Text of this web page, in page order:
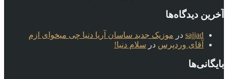
آخرین دیدگاه‌ها
sajjad در موزیک جدید ساسان آریا دنیا چی میخوای ازم
آقای وردپرس در سلام دنیا!
بایگانی‌ها